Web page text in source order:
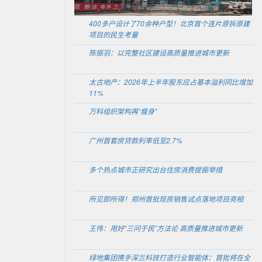
400多户设计了70余种户型！北京首个连片原拆原建
项目的民生考量
陈振羽：以完整社区建设高质量推进城市更新
太古地产：2026年上半年股东应占基本溢利同比增加
11%
万科组织架构再“瘦身”
广州首套房贷款利率低至2.7%
多个热点城市正研究出台住房消费提振举措
所见即所得！郑州首批现房销售试点落地项目亮相
王伟：用好“三问于民”方法论 高质量推进城市更新
绿地集团携手深兰科技打造行业智能体：首批将在全